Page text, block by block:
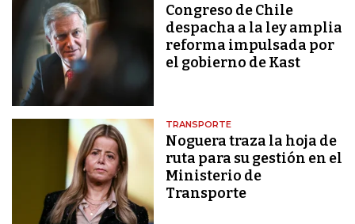
Congreso de Chile
despacha a la ley amplia
reforma impulsada por
el gobierno de Kast
TRANSPORTE
Noguera traza la hoja de
ruta para su gestión en el
Ministerio de
Transporte